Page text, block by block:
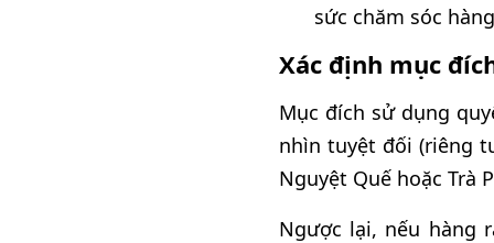
sức chăm sóc
Xác định mục
Mục đích sử dụng
nhìn tuyệt đối (riêng
Nguyệt Quế hoặc Trà
Ngược lại, nếu hàng